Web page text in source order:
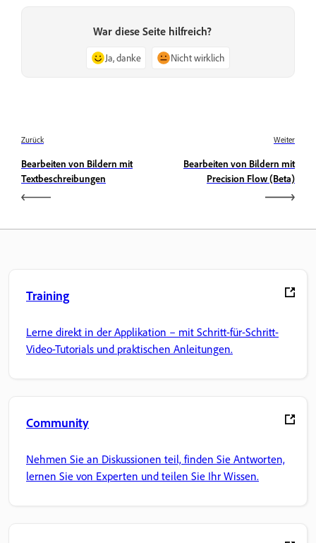
War diese Seite hilfreich?
Ja, danke Nicht wirklich
Zurück
Bearbeiten von Bildern mit
Textbeschreibungen
Weiter
Bearbeiten von Bildern mit
Precision Flow (Beta)
Training
Lerne direkt in der Applikation – mit Schritt-für-Schritt-
Video-Tutorials und praktischen Anleitungen.
Community
Nehmen Sie an Diskussionen teil, finden Sie Antworten,
lernen Sie von Experten und teilen Sie Ihr Wissen.